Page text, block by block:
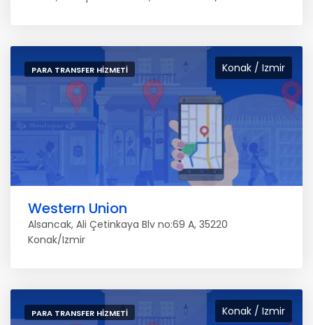
Konak / Izmir
PARA TRANSFER HIZMETI
Western Union
Alsancak, Ali Çetinkaya Blv no:69 A, 35220
Konak/Izmir
Konak / Izmir
PARA TRANSFER HIZMETI